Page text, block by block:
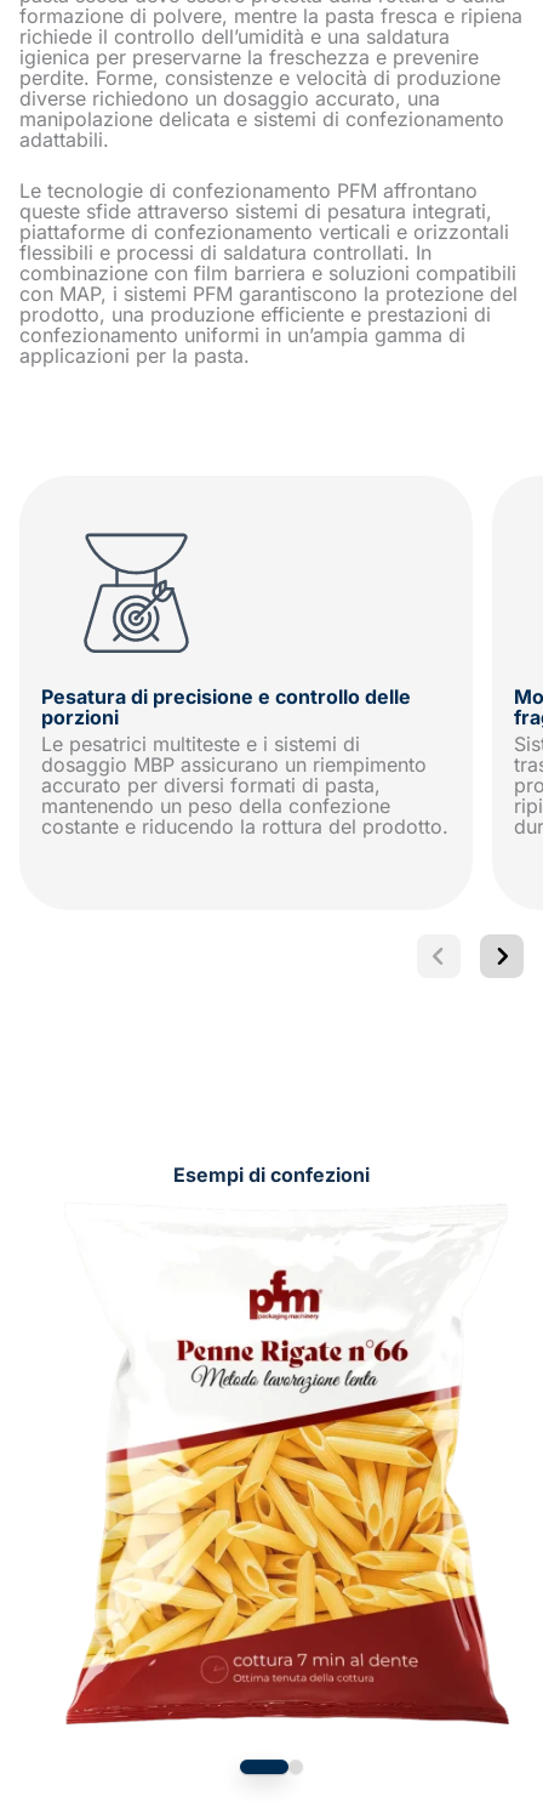
formazione di polvere, mentre la pasta fresca e ripiena
richiede il controllo dell’umidità e una saldatura
igienica per preservarne la freschezza e prevenire
perdite. Forme, consistenze e velocità di produzione
diverse richiedono un dosaggio accurato, una
manipolazione delicata e sistemi di confezionamento
adattabili.
Le tecnologie di confezionamento PFM affrontano
queste sfide attraverso sistemi di pesatura integrati,
piattaforme di confezionamento verticali e orizzontali
flessibili e processi di saldatura controllati. In
combinazione con film barriera e soluzioni compatibili
con MAP, i sistemi PFM garantiscono la protezione del
prodotto, una produzione efficiente e prestazioni di
confezionamento uniformi in un’ampia gamma di
applicazioni per la pasta.
Pesatura di precisione e controllo delle
porzioni
Le pesatrici multiteste e i sistemi di
dosaggio MBP assicurano un riempimento
accurato per diversi formati di pasta,
mantenendo un peso della confezione
costante e riducendo la rottura del prodotto.
Esempi di confezioni